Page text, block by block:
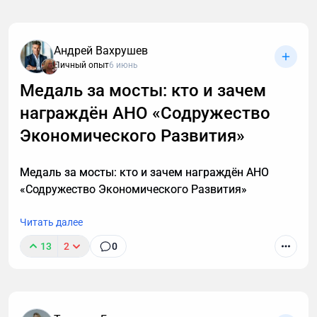
В этой статье описаны 3 фундаментальных
принципа построения мышц после 40, которые
каких случаях этой системы недостаточно и нужен
индивидуальный анализ для выявления причин
Андрей Вахрушев
Личный опыт6 июнь
Медаль за мосты: кто и зачем
награждён АНО «Содружество
Экономического Развития»
Медаль за мосты: кто и зачем награждён АНО
«Содружество Экономического Развития»
Читать далее
13 2 0